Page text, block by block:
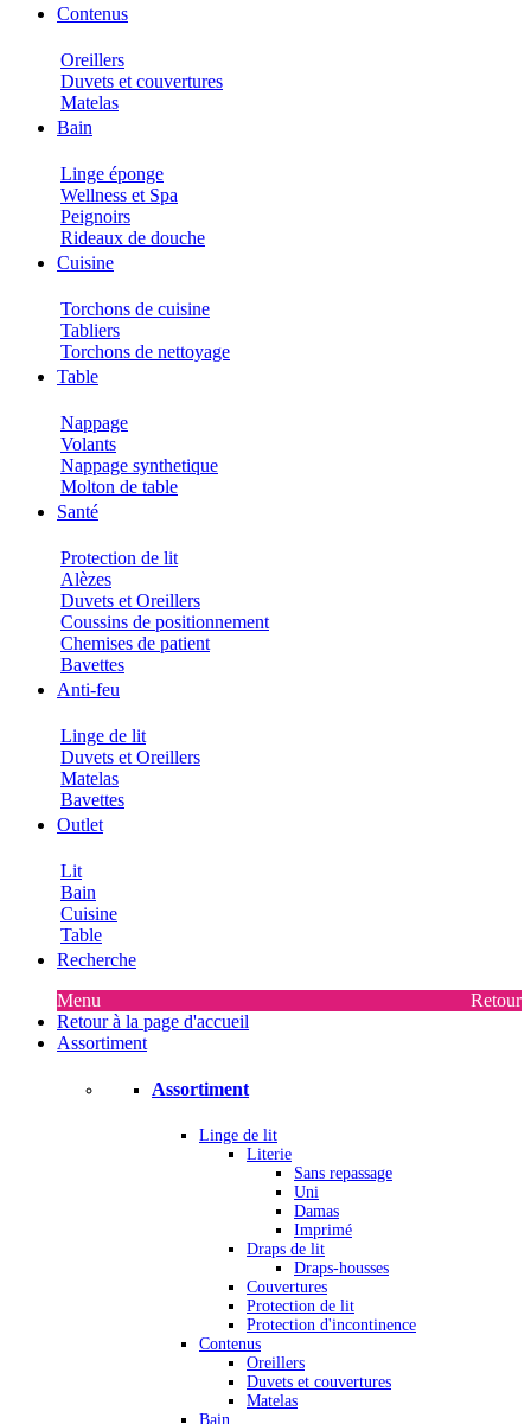
Contenus
Oreillers
Duvets et couvertures
Matelas
Bain
Linge éponge
Wellness et Spa
Peignoirs
Rideaux de douche
Cuisine
Torchons de cuisine
Tabliers
Torchons de nettoyage
Table
Nappage
Volants
Nappage synthetique
Molton de table
Santé
Protection de lit
Alèzes
Duvets et Oreillers
Coussins de positionnement
Chemises de patient
Bavettes
Anti-feu
Linge de lit
Duvets et Oreillers
Matelas
Bavettes
Outlet
Lit
Bain
Cuisine
Table
Recherche
Menu
Retour
Retour à la page d'accueil
Assortiment
Assortiment
Linge de lit
Literie
Sans repassage
Uni
Damas
Imprimé
Draps de lit
Draps-housses
Couvertures
Protection de lit
Protection d'incontinence
Contenus
Oreillers
Duvets et couvertures
Matelas
Bain